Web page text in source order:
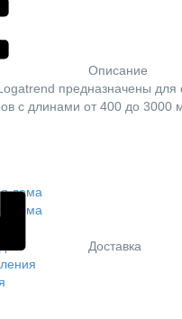
дома
дома
Описание
предназначены
с длинами от 400 до 3000
Доставка